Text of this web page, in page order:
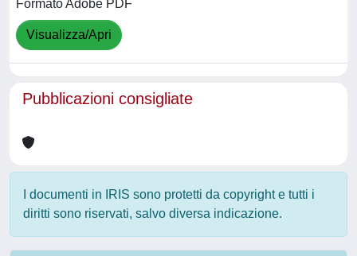
Formato Adobe PDF
Visualizza/Apri
Pubblicazioni consigliate
I documenti in IRIS sono protetti da copyright e tutti i
diritti sono riservati, salvo diversa indicazione.